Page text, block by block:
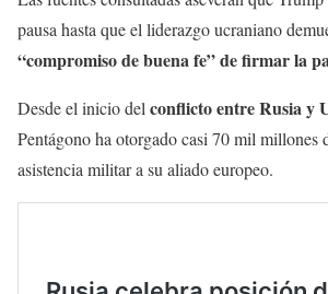
pausa hasta que el liderazgo ucraniano
“compromiso de buena fe” de firmar la
Desde el inicio del conflicto entre Rusia y
Pentágono ha otorgado casi 70 mil millones
asistencia militar a su aliado europeo.